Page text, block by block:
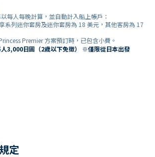
每人每晚計算，並自動計入船上帳戶：
系列迷你套房及迷你套房為 18 美元，其他客房為 17
Premier 方案預訂時，已包含小費。
3,000日圓（2歲以下免徵） ※僅限從日本出發
定